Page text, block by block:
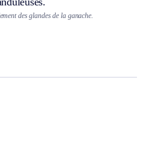
des glandes de la ganache.